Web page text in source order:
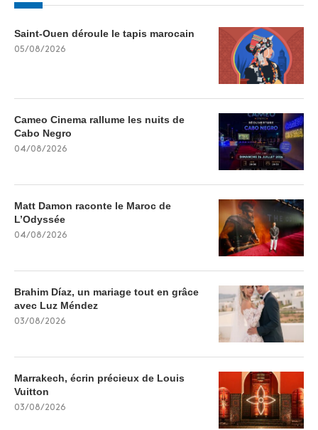
Saint-Ouen déroule le tapis marocain
05/08/2026
Cameo Cinema rallume les nuits de
Cabo Negro
04/08/2026
Matt Damon raconte le Maroc de
L’Odyssée
04/08/2026
Brahim Díaz, un mariage tout en grâce
avec Luz Méndez
03/08/2026
Marrakech, écrin précieux de Louis
Vuitton
03/08/2026